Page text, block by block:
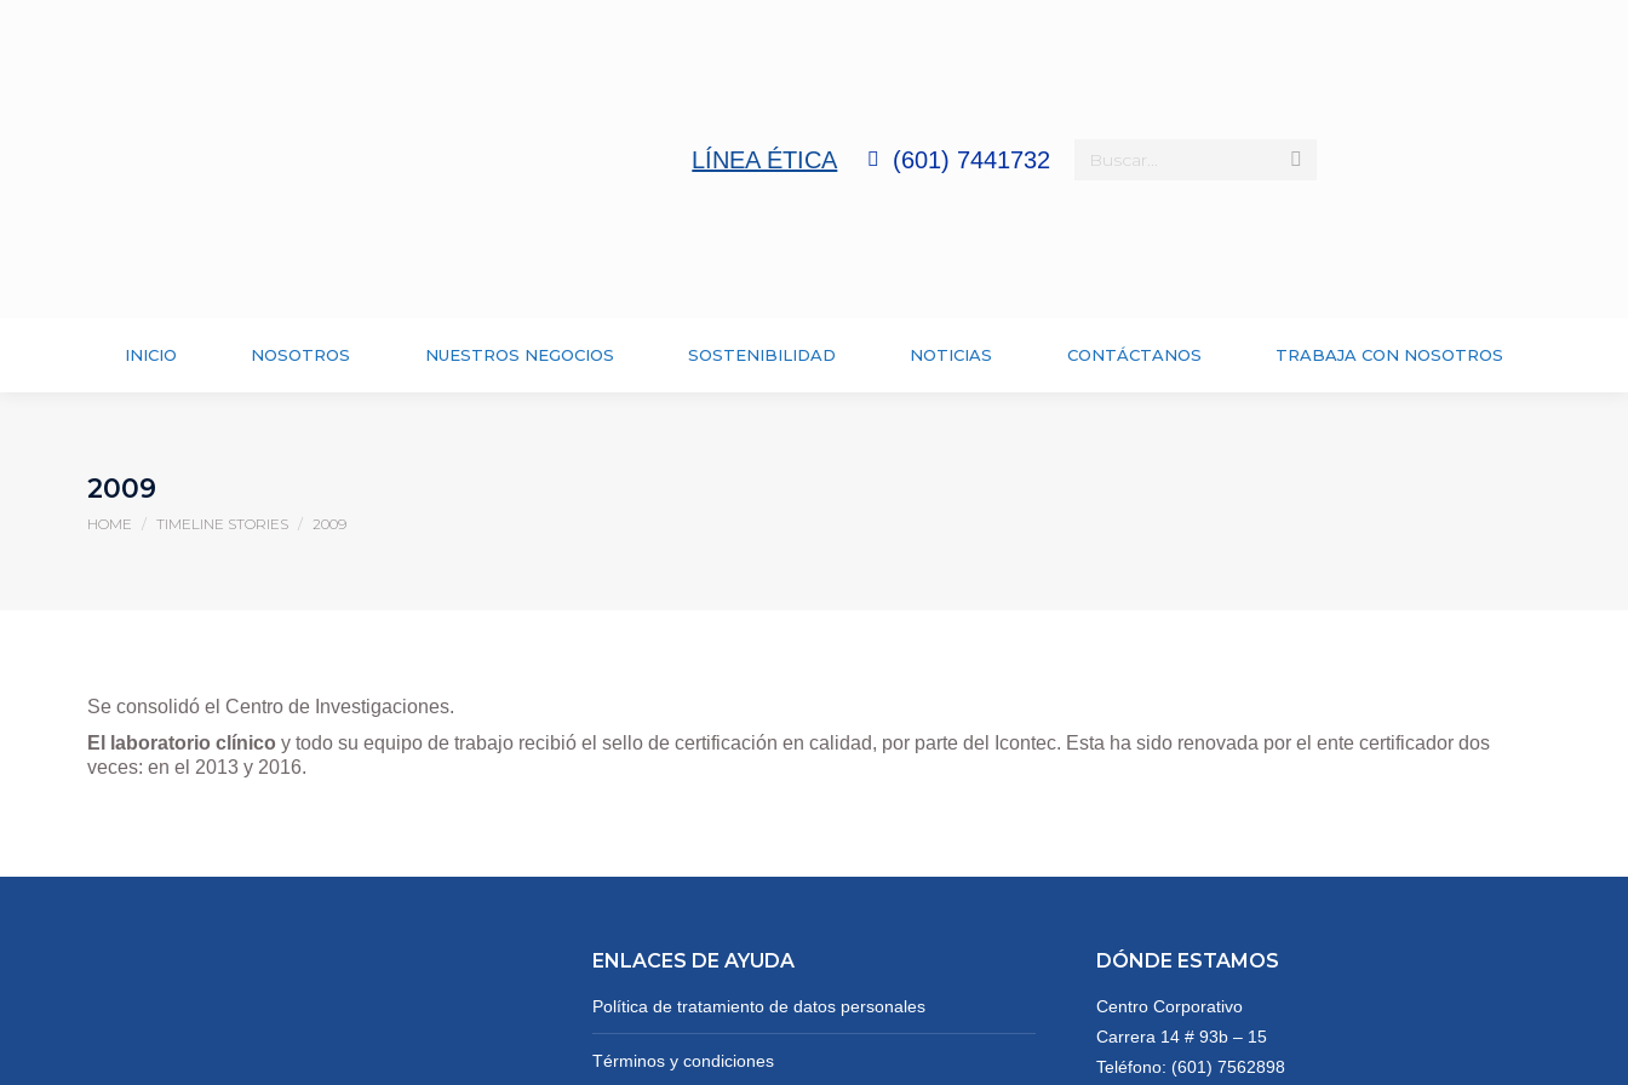
LÍNEA ÉTICA (601) 7441732
INICIO NOSOTROS NUESTROS NEGOCIOS SOSTENIBILIDAD NOTICIAS CONTÁCTANOS TRABAJA CON NOSOTROS
2009
You are here:
HOME TIMELINE STORIES 2009
Se consolidó el Centro de Investigaciones.
El laboratorio clínico y todo su equipo de trabajo recibió el sello de certificación en calidad, por parte del Icontec. Esta ha sido renovada por el ente certificador dos
veces: en el 2013 y 2016.
ENLACES DE AYUDA
Política de tratamiento de datos personales
Términos y condiciones
DÓNDE ESTAMOS
Centro Corporativo
Carrera 14 # 93b – 15
Teléfono: (601) 7562898